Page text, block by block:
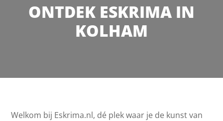
ONTDEK ESKRIMA IN
KOLHAM
Welkom bij Eskrima.nl, dé plek waar je de kunst van